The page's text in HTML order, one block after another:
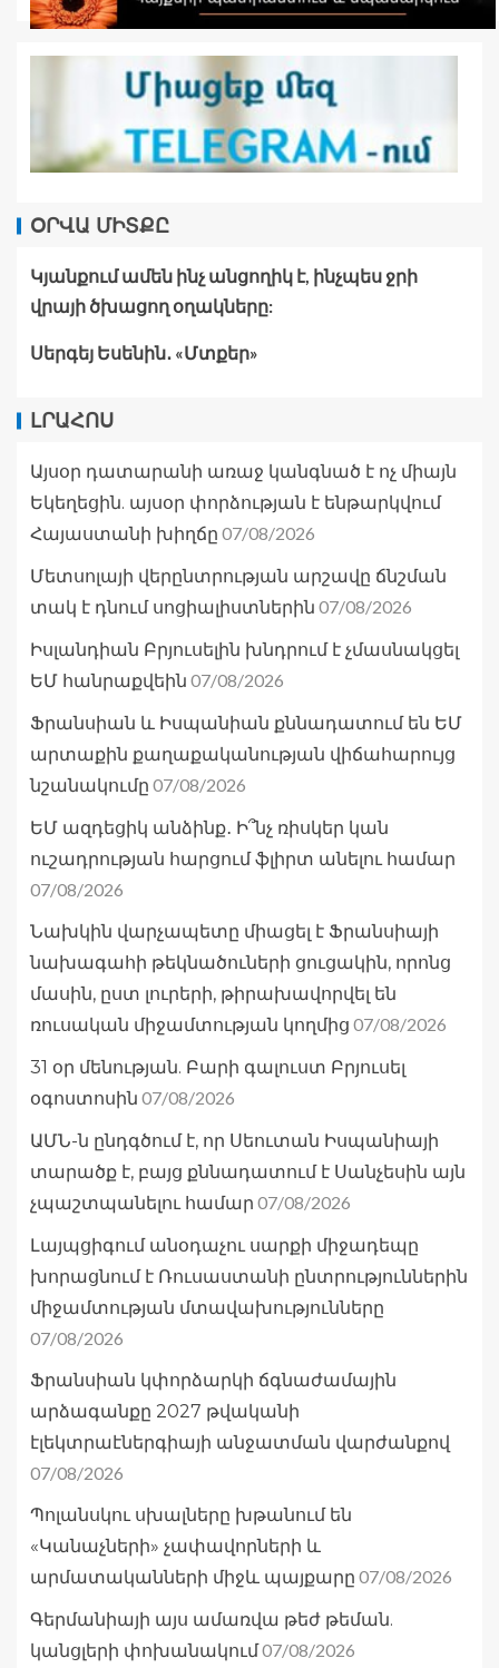
ՕՐՎԱ ՄԻՏՔԸ
Կյանքում ամեն ինչ անցողիկ է, ինչպես ջրի
վրայի ծխացող օղակները:
Սերգեյ Եսենին․ «Մտքեր»
ԼՐԱՀՈՍ
Այսօր դատարանի առաջ կանգնած է ոչ միայն
Եկեղեցին. այսօր փորձության է ենթարկվում
Հայաստանի խիղճը 07/08/2026
Մետսոլայի վերընտրության արշավը ճնշման
տակ է դնում սոցիալիստներին 07/08/2026
Իսլանդիան Բրյուսելին խնդրում է չմասնակցել
ԵՄ հանրաքվեին 07/08/2026
Ֆրանսիան և Իսպանիան քննադատում են ԵՄ
արտաքին քաղաքականության վիճահարույց
նշանակումը 07/08/2026
ԵՄ ազդեցիկ անձինք․ Ի՞նչ ռիսկեր կան
ուշադրության հարցում ֆլիրտ անելու համար
07/08/2026
Նախկին վարչապետը միացել է Ֆրանսիայի
նախագահի թեկնածուների ցուցակին, որոնց
մասին, ըստ լուրերի, թիրախավորվել են
ռուսական միջամտության կողմից 07/08/2026
31 օր մենության. Բարի գալուստ Բրյուսել
օգոստոսին 07/08/2026
ԱՄՆ-ն ընդգծում է, որ Սեուտան Իսպանիայի
տարածք է, բայց քննադատում է Սանչեսին այն
չպաշտպանելու համար 07/08/2026
Լայպցիգում անօդաչու սարքի միջադեպը
խորացնում է Ռուսաստանի ընտրություններին
միջամտության մտավախությունները
07/08/2026
Ֆրանսիան կփորձարկի ճգնաժամային
արձագանքը 2027 թվականի
էլեկտրաէներգիայի անջատման վարժանքով
07/08/2026
Պոլանսկու սխալները խթանում են
«Կանաչների» չափավորների և
արմատականների միջև պայքարը 07/08/2026
Գերմանիայի այս ամառվա թեժ թեման.
կանցլերի փոխանակում07/08/2026